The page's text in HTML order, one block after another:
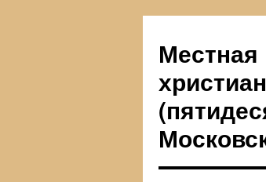
Местная